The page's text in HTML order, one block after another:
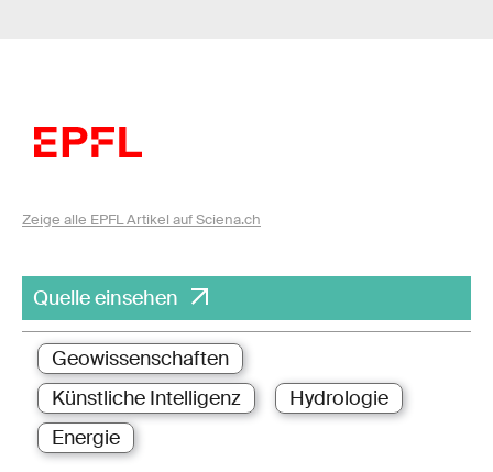
Zeige alle EPFL Artikel auf Sciena.ch
Quelle einsehen
Geowissenschaften
Künstliche Intelligenz
Hydrologie
Energie